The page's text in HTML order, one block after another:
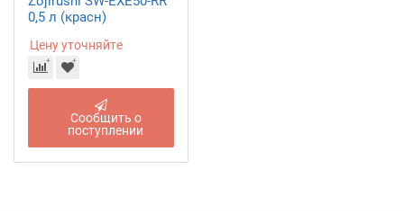
0,5 л (красн)
Цену уточняйте
Сообщить о
поступлении